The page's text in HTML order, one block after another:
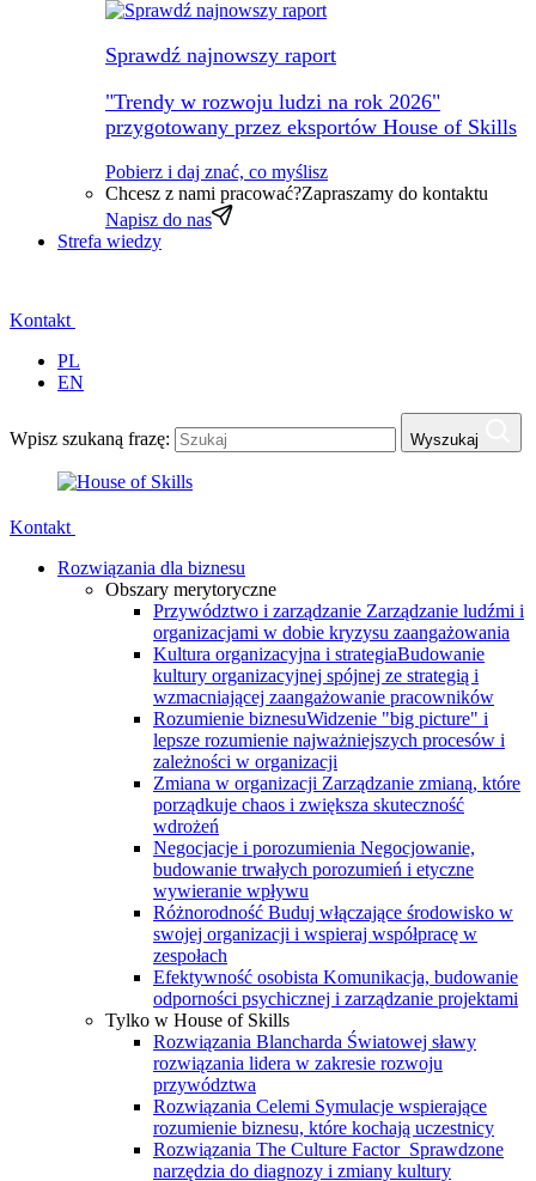
Sprawdź najnowszy raport
"Trendy w rozwoju ludzi na rok 2026"
przygotowany przez eksportów House of Skills
Pobierz i daj znać, co myślisz
Chcesz z nami pracować?Zapraszamy do kontaktu
Napisz do nas
Strefa wiedzy
Kontakt
PL
EN
Wpisz szukaną frazę: Wyszukaj
Kontakt
Rozwiązania dla biznesu
Obszary merytoryczne
Przywództwo i zarządzanie Zarządzanie ludźmi i
organizacjami w dobie kryzysu zaangażowania
Kultura organizacyjna i strategiaBudowanie
kultury organizacyjnej spójnej ze strategią i
wzmacniającej zaangażowanie pracowników
Rozumienie biznesuWidzenie "big picture" i
lepsze rozumienie najważniejszych procesów i
zależności w organizacji
Zmiana w organizacji Zarządzanie zmianą, które
porządkuje chaos i zwiększa skuteczność
wdrożeń
Negocjacje i porozumienia Negocjowanie,
budowanie trwałych porozumień i etyczne
wywieranie wpływu
Różnorodność Buduj włączające środowisko w
swojej organizacji i wspieraj współpracę w
zespołach
Efektywność osobista Komunikacja, budowanie
odporności psychicznej i zarządzanie projektami
Tylko w House of Skills
Rozwiązania Blancharda Światowej sławy
rozwiązania lidera w zakresie rozwoju
przywództwa
Rozwiązania Celemi Symulacje wspierające
rozumienie biznesu, które kochają uczestnicy
Rozwiązania The Culture Factor Sprawdzone
narzędzia do diagnozy i zmiany kultury